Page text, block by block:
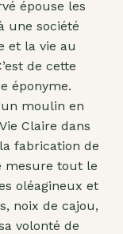
épouse les
une société
et la vie au
de cette
éponyme.
moulin en
Claire dans
fabrication de
mesure tout le
oléagineux et
noix de cajou,
volonté de
fruits
secs
Purées
sucrées
dites
"confits"
Livres
Anti-
gaspi
Promotions